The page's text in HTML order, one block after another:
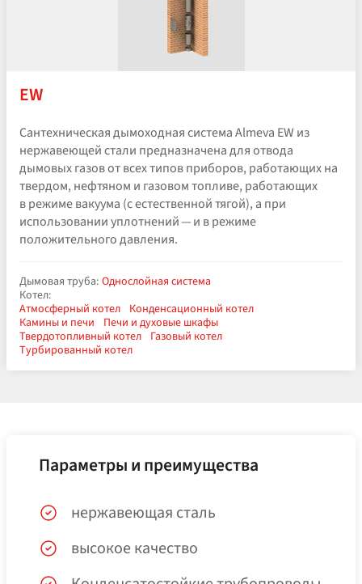
EW
Сантехническая дымоходная система Almeva EW из
нержавеющей стали предназначена для отвода
дымовых газов от всех типов приборов, работающих на
твердом, нефтяном и газовом топливе, работающих
в режиме вакуума (с естественной тягой), а при
использовании уплотнений — и в режиме
положительного давления.
Дымовая труба: Однослойная система
Котел:
Атмосферный котел Конденсационный котел
Камины и печи
Печи и духовые шкафы
Твердотопливный котел Газовый котел
Турбированный котел
Параметры и преимущества
нержавеющая сталь
высокое качество